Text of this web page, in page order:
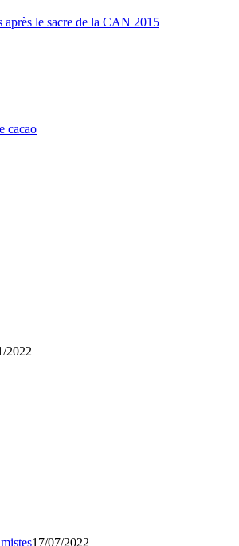
cacao
2022
17/07/2022